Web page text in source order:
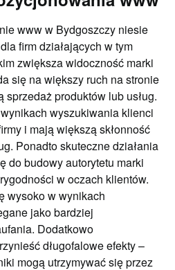
www w Bydgoszczy niesie
firm działających w tym
zwiększa widoczność marki
się na większy ruch na stronie
produktów lub usług.
wyszukiwania klienci
i mają większą skłonność
Ponadto skuteczne działania
do budowy autorytetu marki
w oczach klientów.
wysoko w wynikach
jako bardziej
Dodatkowo
długofalowe efekty –
mogą utrzymywać się przez